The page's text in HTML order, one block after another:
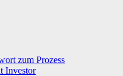
zum Prozess
Investor